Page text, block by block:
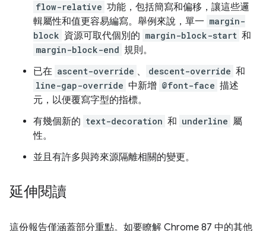
flow-relative 功能，包括簡寫和偏移，讓這些邏
輯屬性和值更容易編寫。舉例來說，單一 margin-
block 資源可取代個別的 margin-block-start 和
margin-block-end 規則。
已在 ascent-override 、 descent-override 和
line-gap-override 中新增 @font-face 描述
元，以便覆寫字型的指標。
有幾個新的 text-decoration 和 underline 屬
性。
並且有許多與跨來源隔離相關的變更。
延伸閱讀
這份報告僅涵蓋部分重點。如要瞭解 Chrome 87 中的其他